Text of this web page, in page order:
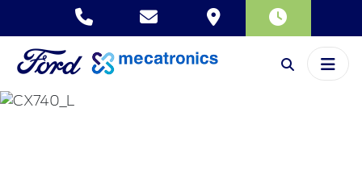
ALL-ELECTRIC
CAPRI